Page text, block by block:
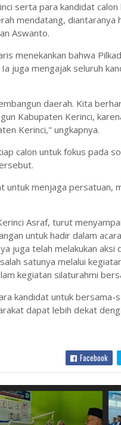
serta para kandidat
mendatang, diantaranya
Aswanto.
menekankan bahwa
juga mengajak seluruh
daerah. Kita
Kabupaten Kerinci,
Kerinci," ungkapnya.
calon untuk fokus pada
untuk menjaga persatuan,
Asraf, turut
untuk hadir dalam
juga telah melakukan aksi
satunya melalui
kegiatan silaturahmi
kandidat untuk bersama-
dapat lebih dekat
Facebook